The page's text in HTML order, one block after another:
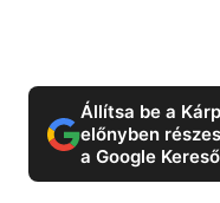
Állítsa be a
előnyben
a Google